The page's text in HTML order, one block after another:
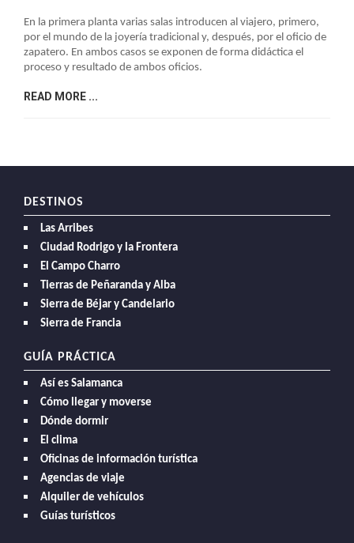
En la primera planta varias salas introducen al viajero, primero,
por el mundo de la joyería tradicional y, después, por el oficio de
zapatero. En ambos casos se exponen de forma didáctica el
proceso y resultado de ambos oficios.
READ MORE ...
DESTINOS
Las Arribes
Ciudad Rodrigo y la Frontera
El Campo Charro
Tierras de Peñaranda y Alba
Sierra de Béjar y Candelario
Sierra de Francia
GUÍA PRÁCTICA
Así es Salamanca
Cómo llegar y moverse
Dónde dormir
El clima
Oficinas de información turística
Agencias de viaje
Alquiler de vehículos
Guías turísticos